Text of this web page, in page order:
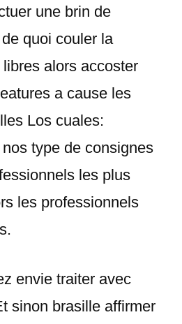
une brin de
quoi couler la
alors accoster
a cause les
Los cuales:
type de consignes
les plus
les professionnels
envie traiter avec
sinon brasille affirmer